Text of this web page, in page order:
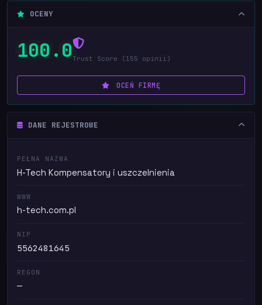
OCENY
100.0 Trust Score (155 opinii)
OCEŃ FIRMĘ
DANE REJESTROWE
PEŁNA NAZWA
H-Tech Kompensatory i uszczelnienia
WWW
h-tech.com.pl
NIP
5562481645
REGON
—